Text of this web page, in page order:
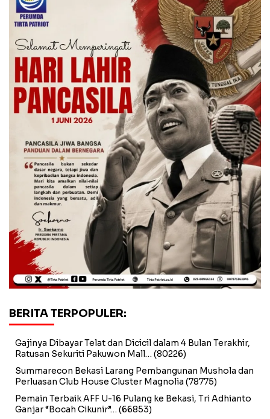
BERITA TERPOPULER:
Gajinya Dibayar Telat dan Dicicil dalam 4 Bulan Terakhir,
Ratusan Sekuriti Pakuwon Mall… (80226)
Summarecon Bekasi Larang Pembangunan Mushola dan
Perluasan Club House Cluster Magnolia (78775)
Pemain Terbaik AFF U-16 Pulang ke Bekasi, Tri Adhianto
Ganjar “Bocah Cikunir”… (66853)